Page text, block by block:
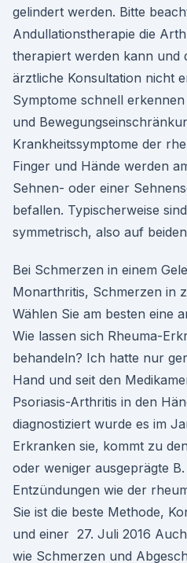
gelindert werden. Bitte
Andullationstherapie die
therapiert werden kann und
ärztliche Konsultation nicht
Symptome schnell
und
Krankheitssymptome der
Finger und Hände werden
Sehnen- oder einer
befallen. Typischerweise
symmetrisch, also auf
Bei Schmerzen in einem
Monarthritis, Schmerzen in
Wählen Sie am besten eine
Wie lassen sich Rheuma-
behandeln? Ich hatte nur
Hand und seit den
Psoriasis-Arthritis in den
diagnostiziert wurde es im
Erkranken sie, kommt zu
oder weniger ausgeprägte
Entzündungen wie der
Sie ist die beste Methode,
und einer 27. Juli 2016
wie Schmerzen und